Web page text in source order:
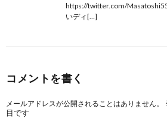
https://twitter.com/
いディ[…]
コメントを書く
メールアドレスが公開されることはありません。
目です